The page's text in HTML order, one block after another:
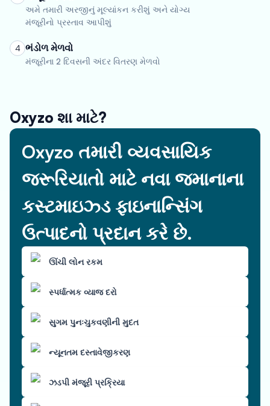
અમે તમારી અરજીનું મૂલ્યાંકન કરીશું અને યોગ્ય
મંજૂરીનો પ્રસ્તાવ આપીશું
4 ભંડોળ મેળવો
મંજૂરીના 2 દિવસની અંદર વિતરણ મેળવો
Oxyzo શા માટે?
Oxyzo તમારી વ્યવસાયિક
જરૂરિયાતો માટે નવા જમાનાના
કસ્ટમાઇઝ્ડ ફાઇનાન્સિંગ
ઉત્પાદનો પ્રદાન કરે છે.
ઊંચી લોન રકમ
સ્પર્ધાત્મક વ્યાજ દરો
સુગમ પુનઃચુકવણીની મુદત
ન્યૂનતમ દસ્તાવેજીકરણ
ઝડપી મંજૂરી પ્રક્રિયા